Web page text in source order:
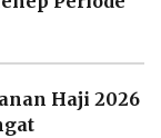
Haji 2026